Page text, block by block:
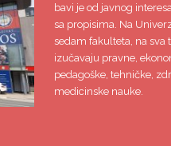
bavi je od javnog
sa propisima. Na
sedam fakulteta, na sva
izučavaju pravne,
pedagoške, tehničke,
medicinske nauke.